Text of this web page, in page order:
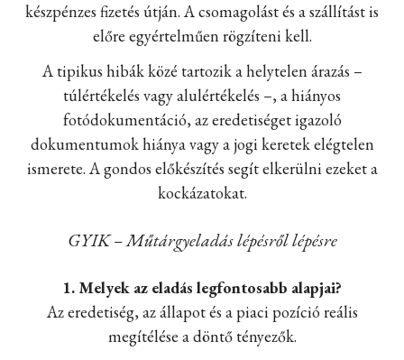
készpénzes fizetés útján. A csomagolást és a szállítást is
előre egyértelműen rögzíteni kell.
A tipikus hibák közé tartozik a helytelen árazás –
túlértékelés vagy alulértékelés –, a hiányos
fotódokumentáció, az eredetiséget igazoló
dokumentumok hiánya vagy a jogi keretek elégtelen
ismerete. A gondos előkészítés segít elkerülni ezeket a
kockázatokat.
GYIK – Műtárgyeladás lépésről lépésre
1. Melyek az eladás legfontosabb alapjai?
Az eredetiség, az állapot és a piaci pozíció reális
megítélése a döntő tényezők.